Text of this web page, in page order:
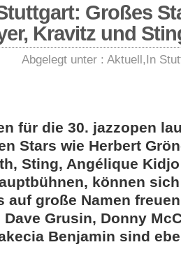
Großes
Kravitz und
Abgelegt unter : Aktuell,In
für die 30. jazzopen
Stars wie Herbert
Sting, Angélique
können
auf große Namen
Grusin, Donny
Benjamin sind